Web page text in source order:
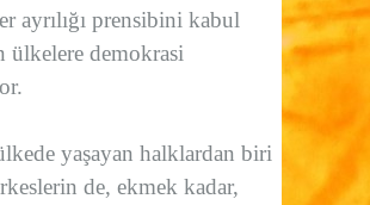
ayrılığı prensibini kabul
ülkelere demokrasi
yaşayan halklardan biri
de, ekmek kadar,